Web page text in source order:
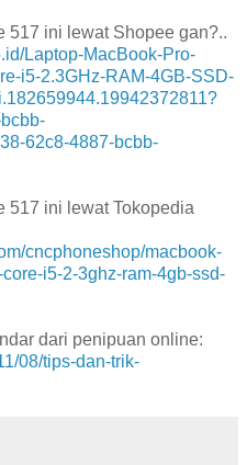
517 ini lewat Shopee gan?..
Laptop-MacBook-Pro-
i5-2.3GHz-RAM-4GB-SSD-
62c8-4887-bcbb-
517 ini lewat Tokopedia
cncphoneshop/macbook-
i5-2-3ghz-ram-4gb-ssd-
dari penipuan online:
08/tips-dan-trik-